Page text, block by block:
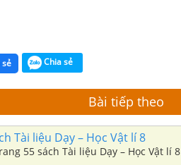
sẻ Chia sẻ
Bài tiếp theo
Tài liệu Dạy – Học Vật lí 8
55 sách Tài liệu Dạy – Học Vật lí 8